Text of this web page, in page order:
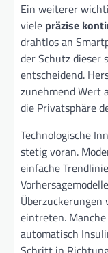
Ein weiterer
viele präzise
drahtlos an
der Schutz dieser
entscheidend.
zunehmend Wert
die Privatsphäre
Technologische
stetig voran.
einfache
eintreten.
automatisch